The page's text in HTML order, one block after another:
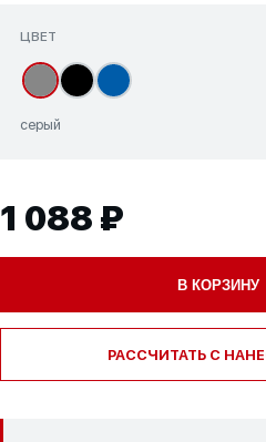
ЦВЕТ
серый
1 088 ₽
В КОРЗИНУ
РАССЧИТАТЬ С